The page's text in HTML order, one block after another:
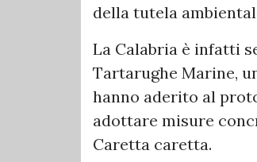
della tutela
La Calabria è infatti
Tartarughe Marine,
hanno aderito al
adottare misure
Caretta caretta.